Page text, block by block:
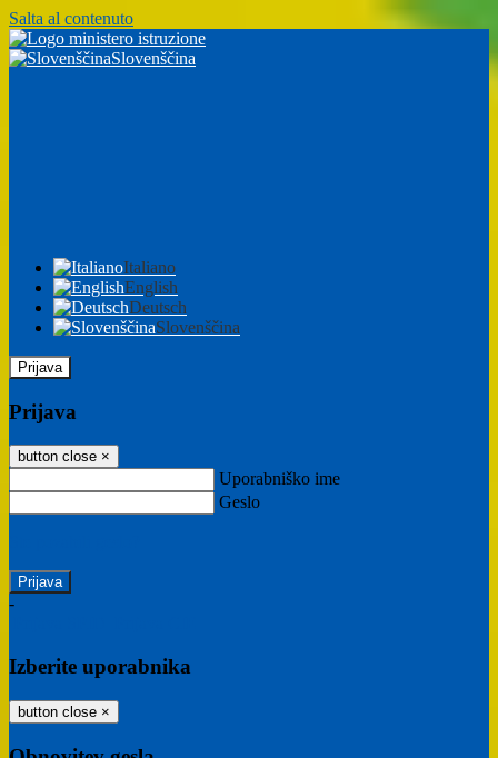
Salta al contenuto
Slovenščina
Italiano
English
Deutsch
Slovenščina
Prijava
Prijava
button close ×
Uporabniško ime
Geslo
-
Izberite uporabnika
button close ×